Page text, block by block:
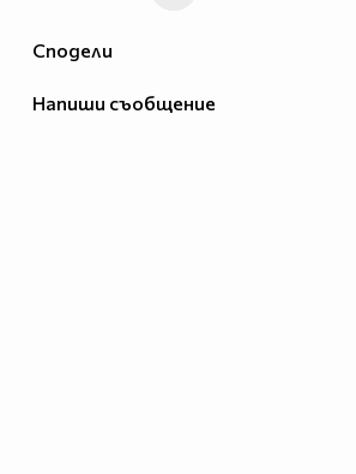
Сподели
Напиши съобщение